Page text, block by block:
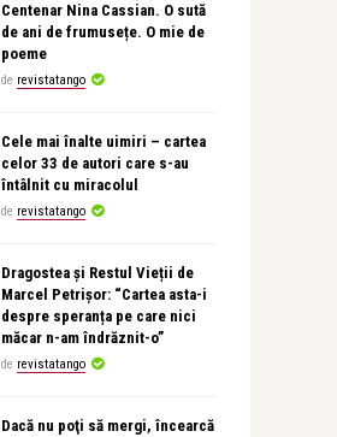
Centenar Nina Cassian. O sută
de ani de frumusețe. O mie de
poeme
de revistatango
Cele mai înalte uimiri – cartea
celor 33 de autori care s-au
întâlnit cu miracolul
de revistatango
Dragostea și Restul Vieții de
Marcel Petrișor: “Cartea asta-i
despre speranța pe care nici
măcar n-am îndrăznit-o”
de revistatango
Dacă nu poţi să mergi, încearcă